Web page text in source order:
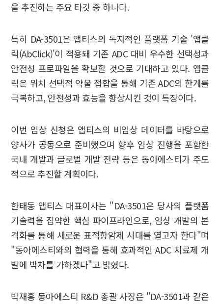
을 추진하는 주요 타깃 중 하나다.
특히 DA-3501은 앱티스의 독자적인 플랫폼 기술 '앱클
릭(AbClick)'이 적용돼 기존 ADC 대비 우수한 선택성과
안전성 프로파일을 확보할 것으로 기대하고 있다. 앱클
릭은 위치 선택적 약물 접합을 통해 기존 ADC의 한계를
극복하고, 안전성과 효능을 향상시킨 것이 특징이다.
이번 임상 신청은 앱티스의 비임상 데이터를 바탕으로
양사가 공동으로 준비했으며 향후 임상 진행을 포함한
국내 개발과 글로벌 개발 전략 등은 동아에스티가 주도
적으로 추진할 계획이다.
한태동 앱티스 대표이사는 "DA-3501은 당사의 플랫폼
기술력을 집약한 핵심 파이프라인으로, 임상 개발의 본
격화를 통해 새로운 표적항암제 시대를 열고자 한다"며
"동아에스티와의 협력을 통해 효과적인 ADC 치료제 개
발에 박차를 가하겠다"고 밝혔다.
박재홍 동아에스티 R&D 총괄 사장은 "DA-3501과 같은